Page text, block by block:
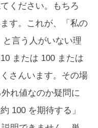
ください。もちろ
す。これが、「私の
言う人がいない理
または 100 または
さんいます。その場
れ値なのか疑問に
100 を期待する」